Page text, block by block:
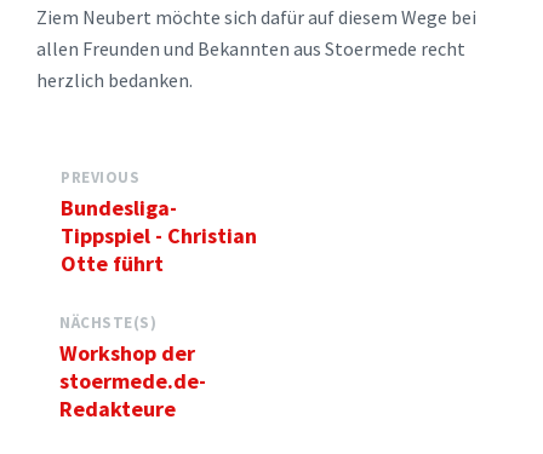
Ziem Neubert möchte sich dafür auf diesem Wege bei
allen Freunden und Bekannten aus Stoermede recht
herzlich bedanken.
PREVIOUS
Bundesliga-
Tippspiel - Christian
Otte führt
NÄCHSTE(S)
Workshop der
stoermede.de-
Redakteure